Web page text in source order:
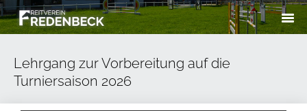
Lehrgang zur Vorbereitung auf die
Turniersaison 2026